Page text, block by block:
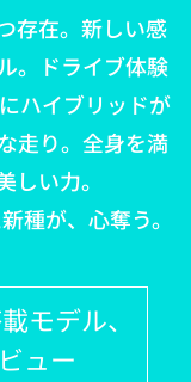
在。 新しい感
。ドライブ体験
ハイブリッドが
走り。 全身を満
しい力。
が、心奪う。
モデル、
ュー